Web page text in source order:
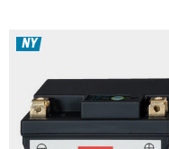
NY